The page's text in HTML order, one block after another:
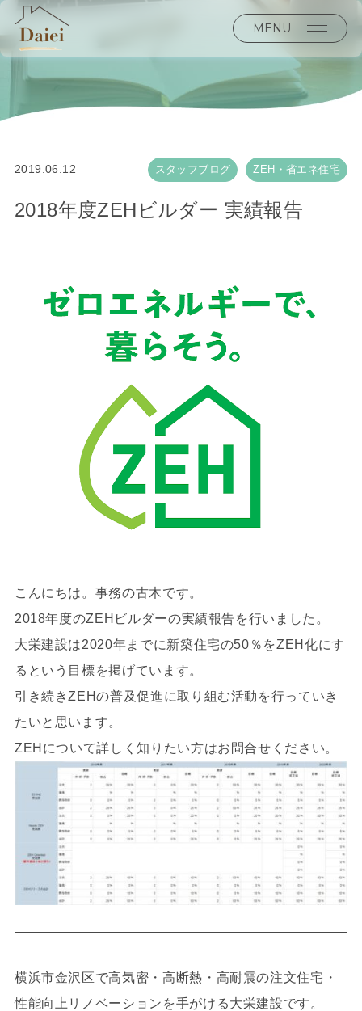
MENU
2019.06.12 スタッフブログ ZEH・省エネ住宅
2018年度ZEHビルダー 実績報告
こんにちは。事務の古木です。
2018年度のZEHビルダーの実績報告を行いました。
大栄建設は2020年までに新築住宅の50％をZEH化にす
るという目標を掲げています。
引き続きZEHの普及促進に取り組む活動を行っていき
たいと思います。
ZEHについて詳しく知りたい方はお問合せください。
横浜市金沢区で高気密・高断熱・高耐震の注文住宅・
性能向上リノベーションを手がける大栄建設です。